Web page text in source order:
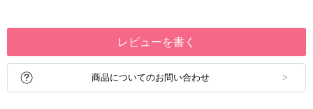
レビューを書く
商品についてのお問い合わせ